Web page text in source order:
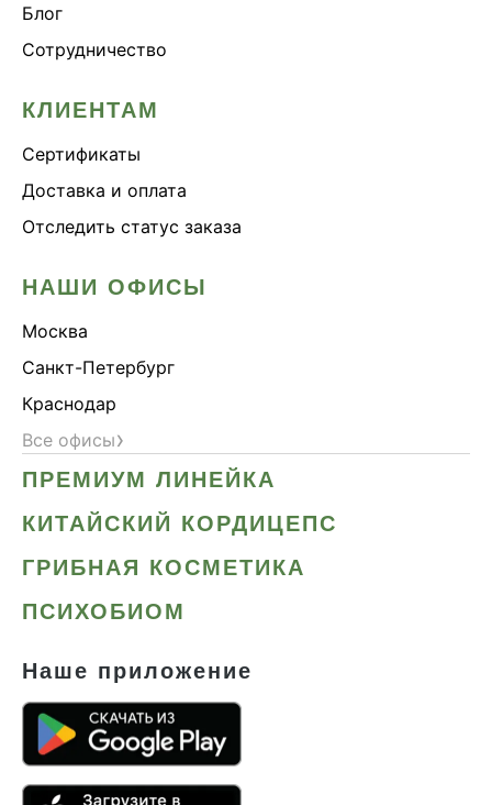
Блог
Сотрудничество
КЛИЕНТАМ
Сертификаты
Доставка и оплата
Отследить статус заказа
НАШИ ОФИСЫ
Москва
Санкт-Петербург
Краснодар
Все офисы›
ПРЕМИУМ ЛИНЕЙКА
КИТАЙСКИЙ КОРДИЦЕПС
ГРИБНАЯ КОСМЕТИКА
ПСИХОБИОМ
Наше приложение